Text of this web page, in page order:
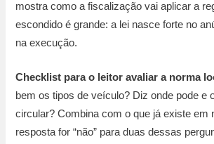
mostra como a fiscalização vai aplicar a
escondido é grande: a lei nasce forte no
na execução.
Checklist para o leitor avaliar a norma
bem os tipos de veículo? Diz onde pode e
circular? Combina com o que já existe em
resposta for “não” para duas dessas